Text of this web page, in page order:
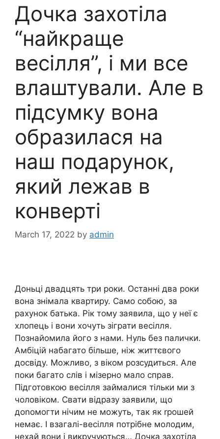
Дочка захотіла
“найкраще
весілля”, і ми все
влаштували. Але в
підсумку вона
образилася на
наш подарунок,
який лежав в
конверті
March 17, 2022 by admin
Доньці двадцять три роки. Останні два роки
вона знімала квартиру. Само собою, за
рахунок батька. Рік тому заявила, що у неї є
хлопець і вони хочуть зіграти весілля.
Познайомила його з нами. Нуль без палички.
Амбіцій набагато більше, ніж життєвого
досвіду. Можливо, з віком розсудиться. Але
поки багато слів і мізерно мало справ.
Підготовкою весілля займалися тільки ми з
чоловіком. Свати відразу заявили, що
доnомогти нічим не можуть, так як rрошей
немає. І взагалі-весілля потрібне молодим,
нехай вони і викручуються… Дочка захотіла